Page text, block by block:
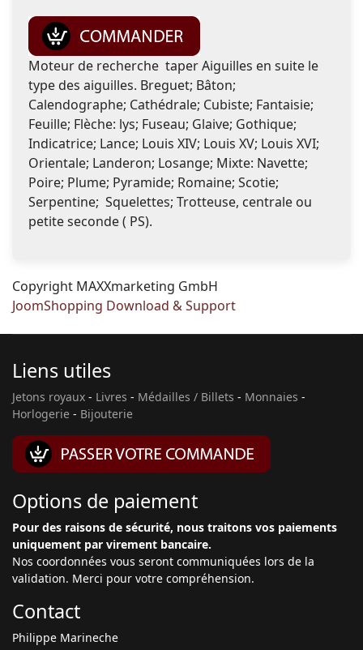
Moteur de recherche taper Aiguilles en suite le
type des aiguilles. Breguet; Bâton;
Calendographe; Cathédrale; Cubiste; Fantaisie;
Feuille; Flèche: lys; Fuseau; Glaive; Gothique;
Indicatrice; Lance; Louis XIV; Louis XV; Louis XVI;
Orientale; Landeron; Losange; Mixte: Navette;
Poire; Plume; Pyramide; Romaine; Scotie;
Serpentine; Squelettes; Trotteuse, centrale ou
petite seconde ( PS).
Copyright MAXXmarketing GmbH
JoomShopping Download & Support
Liens utiles
Jetons royaux - Livres - Médailles / Billets - Monnaies -
Horlogerie - Bijouterie
Options de paiement
Pour des raisons de sécurité, nous traitons vos paiements
uniquement par virement bancaire.
Nos coordonnées vous seront communiquées lors de la
validation. Merci pour votre compréhension.
Contact
Philippe Marineche